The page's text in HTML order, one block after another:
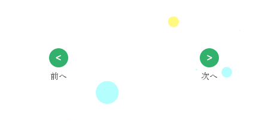
前へ 次へ